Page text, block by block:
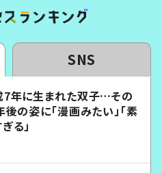
SNS
7年に生まれた双子…その
後の姿に「漫画みたい」「素
る」